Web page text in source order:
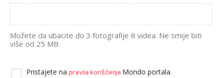
Možete da ubacite do 3 fotografije ili videa. Ne smije biti
više od 25 MB.
Pristajete na pravila korišćenja Mondo portala.